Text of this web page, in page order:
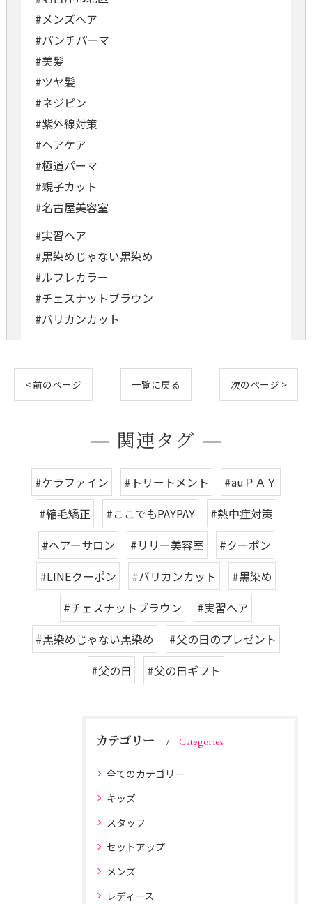
#メンズヘア
#パンチパーマ
#美髪
#ツヤ髪
#ネジピン
#紫外線対策
#ヘアケア
#極道パーマ
#親子カット
#名古屋美容室
#実習ヘア
#黒染めじゃない黒染め
#ルフレカラー
#チェスナットブラウン
#バリカンカット
< 前のページ 一覧に戻る 次のページ >
関連タグ
#ケラファイン #トリートメント
#auＰＡＹ
#縮毛矯正
#ここでもPAYPAY
#熱中症対策
#ヘアーサロン
#リリー美容室
#クーポン
#LINEクーポン
#バリカンカット
#黒染め
#チェスナットブラウン
#実習ヘア
#黒染めじゃない黒染め
#父の日のプレゼント
#父の日
#父の日ギフト
カテゴリー Categories
全てのカテゴリー
キッズ
スタッフ
セットアップ
メンズ
レディース